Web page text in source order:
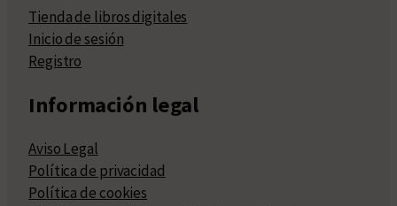
Tienda de libros digitales
Inicio de sesión
Registro
Información legal
Aviso Legal
Política de privacidad
Política de cookies